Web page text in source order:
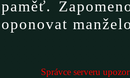
paměť.
oponovat
Správce serveru